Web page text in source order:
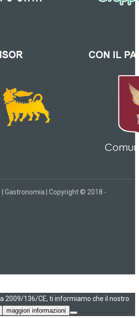
Gastronomia | Copyright © 2018 -
2009/136/CE, ti informiamo che il nostro
maggiori informazioni